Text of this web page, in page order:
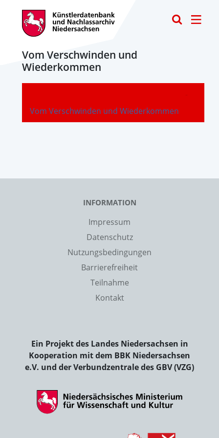
Vom Verschwinden und
Wiederkommen
Vom Verschwinden und Wiederkommen
-
INFORMATION
Impressum
Datenschutz
Nutzungsbedingungen
Barrierefreiheit
Teilnahme
Kontakt
Ein Projekt des Landes Niedersachsen in
Kooperation mit dem BBK Niedersachsen
e.V. und der Verbundzentrale des GBV (VZG)